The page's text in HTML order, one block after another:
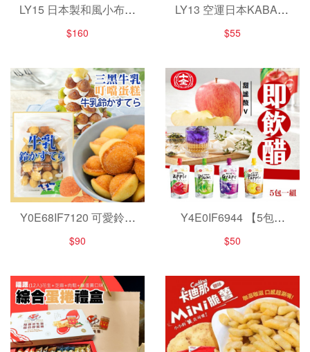
LY15 日本製和風小布敷
糖果禮盒
$160
LY13 空運日本KABAYA
草莓蛋糕軟糖
$55
Y0E68IF7120 可愛鈴鐺
造型"三黑牛乳叮噹蛋糕
189g
$90
Y4E0IF6944 【5包一
組】十全即飲果醋
100ML/包×5包一組出貨
$50